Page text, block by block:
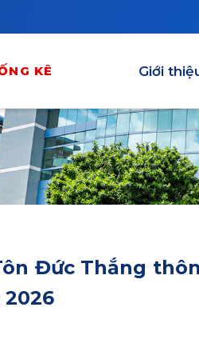
KÊ Giới
Đức Thắng